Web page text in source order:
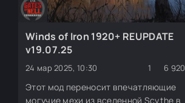
Winds of Iron 1920+ REUPDATE
v19.07.25
24 мар 2025, 10:30 1 6 920
Этот мод переносит впечатляющие
могучие мехи из вселенной Scythe в